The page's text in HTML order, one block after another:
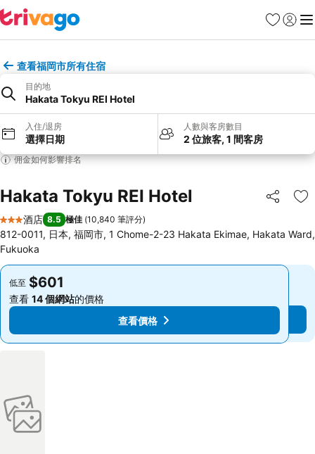
收藏夾
登入 選
查看福岡市所有住宿
目的地
Hakata Tokyu REI Hotel
入住/退房
選擇日期
人數與客房數目
2 位旅客, 1 間客房
佣金如何影響排名
Hakata Tokyu REI Hotel 分享
放
3 星級
酒店 8.5 極佳 (10,840 筆評分)
812-0011, 日本, 福岡市, 1 Chome-2-23 Hakata Ekimae, Hakata Ward,
Fukuoka
低至 $601
查看 14 個網站的價格
查看價格
低至 $601
查看 14 個網站的價格
查看價格